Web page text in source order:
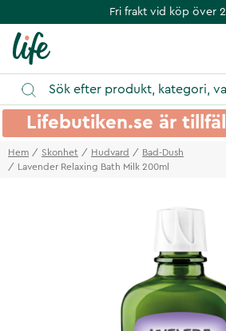
Fri frakt vid köp över
Lifebutiken.se är
Hem Skonhet Hudvard
Bad-Dush
Lavender Relaxing Bath Milk 200ml